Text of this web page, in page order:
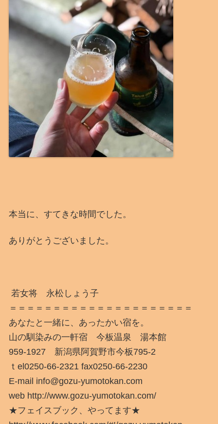
本当に、すてきな時間でした。
ありがとうございました。
若女将 永松しょう子
＝＝＝＝＝＝＝＝＝＝＝＝＝＝＝＝＝＝＝＝＝
あなたと一緒に、あったかい宿を。
山の馴染みの一軒宿 今板温泉 湯本館
959-1927 新潟県阿賀野市今板795-2
ｔel0250-66-2321 fax0250-66-2230
E-mail info@gozu-yumotokan.com
web http://www.gozu-yumotokan.com/
★フェイスブック、やってます★